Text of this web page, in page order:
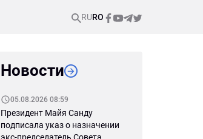
RURO
Новости
05.08.2026 08:59
Президент Майя Санду
подписала указ о назначении